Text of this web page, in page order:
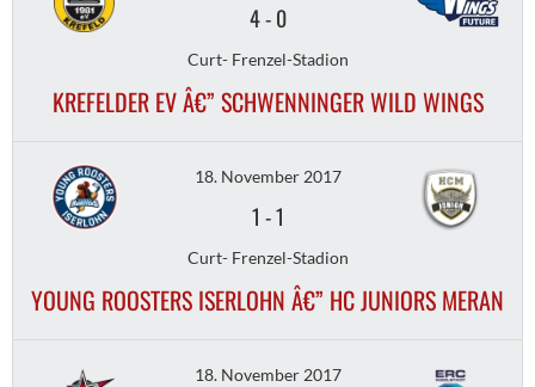
4-0
Curt- Frenzel-Stadion
KREFELDER EV Â€” SCHWENNINGER WILD WINGS
18. November 2017
1 -1
Curt- Frenzel-Stadion
YOUNG ROOSTERS ISERLOHN Â€” HC JUNIORS MERAN
18. November 2017